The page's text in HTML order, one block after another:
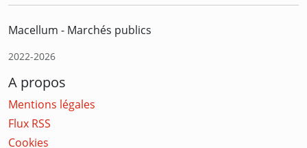
Macellum - Marchés publics
2022-2026
A propos
Mentions légales
Flux RSS
Cookies